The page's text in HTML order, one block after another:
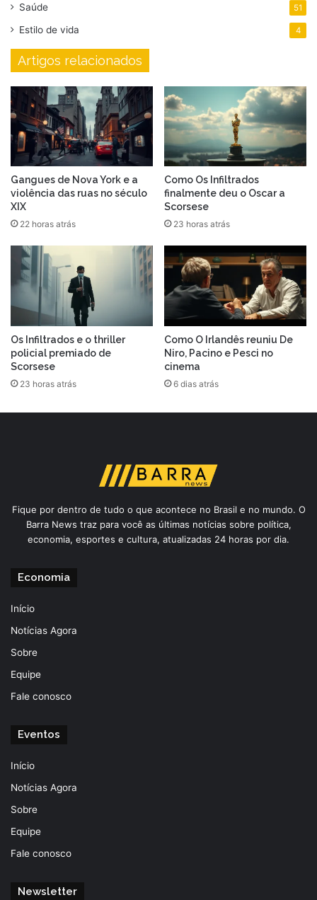
Saúde 51
Estilo de vida 4
Artigos relacionados
Gangues de Nova York e a
violência das ruas no século
XIX
22 horas atrás
Como Os Infiltrados
finalmente deu o Oscar a
Scorsese
23 horas atrás
Os Infiltrados e o thriller
policial premiado de
Scorsese
23 horas atrás
Como O Irlandês reuniu De
Niro, Pacino e Pesci no
cinema
6 dias atrás
Fique por dentro de tudo o que acontece no Brasil e no mundo. O
Barra News traz para você as últimas notícias sobre política,
economia, esportes e cultura, atualizadas 24 horas por dia.
Economia
Início
Notícias Agora
Sobre
Equipe
Fale conosco
Eventos
Início
Notícias Agora
Sobre
Equipe
Fale conosco
Newsletter